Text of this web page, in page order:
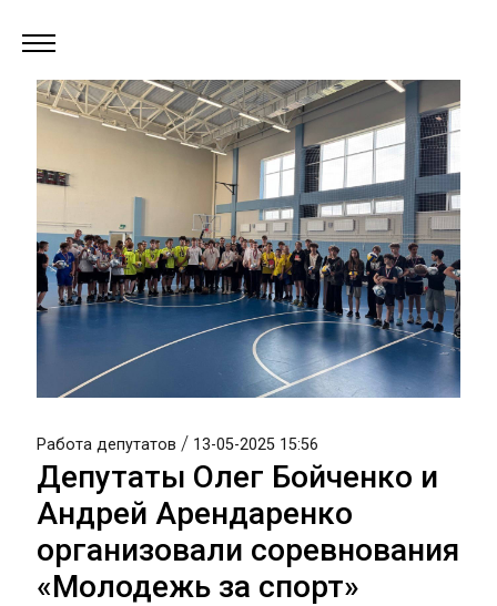
Работа депутатов / 13-05-2025 15:56
Депутаты Олег Бойченко и
Андрей Арендаренко
организовали соревнования
«Молодежь за спорт»